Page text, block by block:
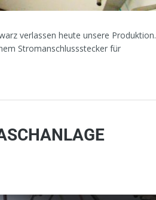
verlassen heute unsere Produktion.
Stromanschlussstecker für